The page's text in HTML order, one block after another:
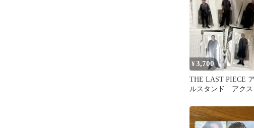
¥3,700
THE LAST PIECE
ルスタンド アクス